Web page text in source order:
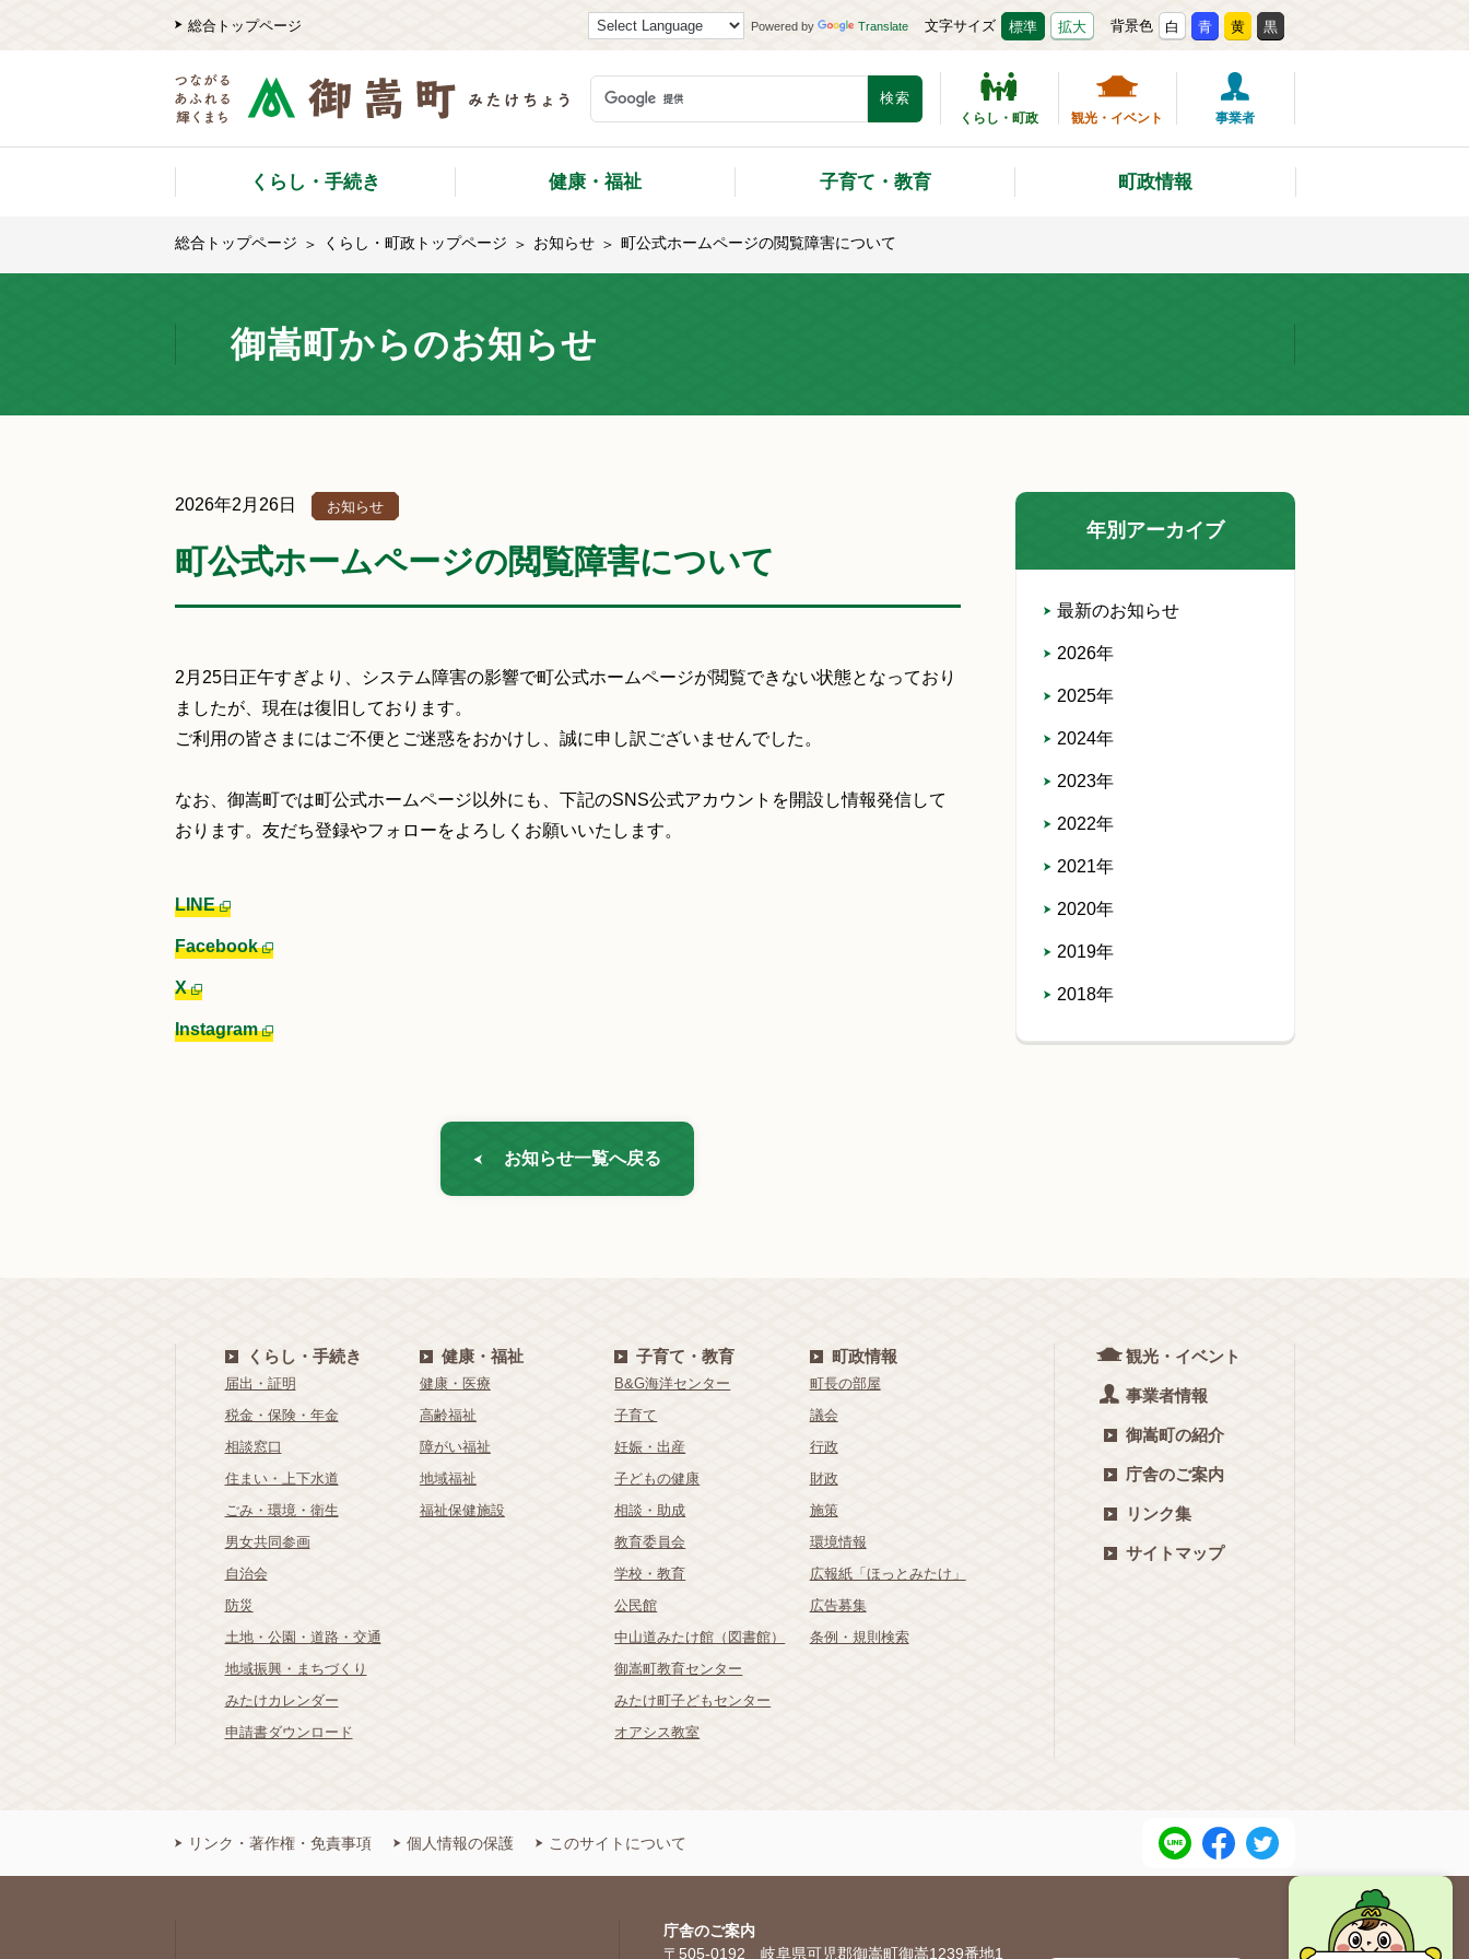
総合トップページ Powered by Translate 文字サイズ 標準 拡大 背景色 白 青 黄 黒
くらし・町政 観光・イベント 事業者
くらし・手続き 健康・福祉 子育て・教育 町政情報
総合トップページ くらし・町政トップページ お知らせ 町公式ホームページの閲覧障害について
御嵩町からのお知らせ
2026年2月26日 お知らせ
町公式ホームページの閲覧障害について
2月25日正午すぎより、システム障害の影響で町公式ホームページが閲覧できない状態となっており
ましたが、現在は復旧しております。
ご利用の皆さまにはご不便とご迷惑をおかけし、誠に申し訳ございませんでした。
なお、御嵩町では町公式ホームページ以外にも、下記のSNS公式アカウントを開設し情報発信して
おります。友だち登録やフォローをよろしくお願いいたします。
LINE
Facebook
X
Instagram
お知らせ一覧へ戻る
年別アーカイブ
最新のお知らせ
2026年
2025年
2024年
2023年
2022年
2021年
2020年
2019年
2018年
くらし・手続き
届出・証明
税金・保険・年金
相談窓口
住まい・上下水道
ごみ・環境・衛生
男女共同参画
自治会
防災
土地・公園・道路・交通
地域振興・まちづくり
みたけカレンダー
申請書ダウンロード
健康・福祉
健康・医療
高齢福祉
障がい福祉
地域福祉
福祉保健施設
子育て・教育
B&G海洋センター
子育て
妊娠・出産
子どもの健康
相談・助成
教育委員会
学校・教育
公民館
中山道みたけ館（図書館）
御嵩町教育センター
みたけ町子どもセンター
オアシス教室
町政情報
町長の部屋
議会
行政
財政
施策
環境情報
広報紙「ほっとみたけ」
広告募集
条例・規則検索
観光・イベント
事業者情報
御嵩町の紹介
庁舎のご案内
リンク集
サイトマップ
リンク・著作権・免責事項 個人情報の保護 このサイトについて
庁舎のご案内
〒505-0192 岐阜県可児郡御嵩町御嵩1239番地1